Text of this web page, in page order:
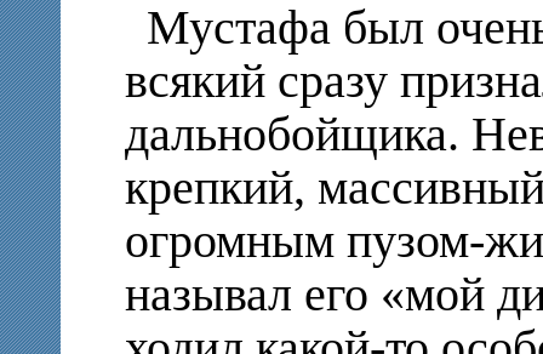
Мустафа был
всякий сразу
дальнобойщика.
крепкий,
огромным пузом-
называл его «мой